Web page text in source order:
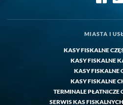
MIASTA I
KASY FISKALNE
KASY FISKALNE
KASY FISKALNE
KASY FISKALNE
TERMINALE PŁATNICZE
SERWIS KAS